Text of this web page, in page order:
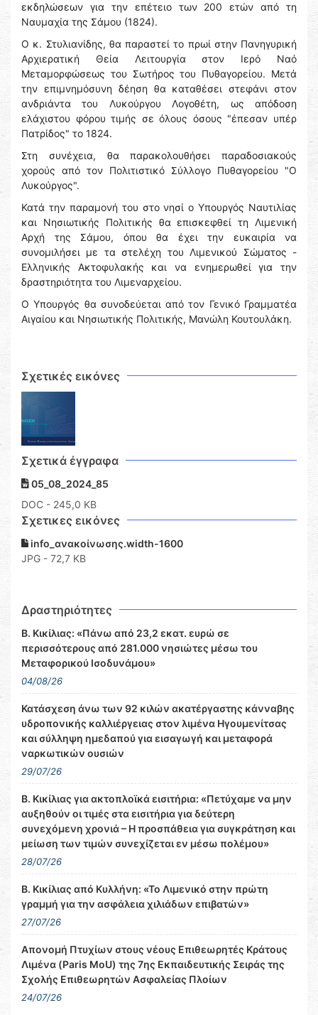
εκδηλώσεων για την επέτειο των 200 ετών από τη
Ναυμαχία της Σάμου (1824).
Ο κ. Στυλιανίδης, θα παραστεί το πρωί στην Πανηγυρική
Αρχιερατική Θεία Λειτουργία στον Ιερό Ναό
Μεταμορφώσεως του Σωτήρος του Πυθαγορείου. Μετά
την επιμνημόσυνη δέηση θα καταθέσει στεφάνι στον
ανδριάντα του Λυκούργου Λογοθέτη, ως απόδοση
ελάχιστου φόρου τιμής σε όλους όσους "έπεσαν υπέρ
Πατρίδος" το 1824.
Στη συνέχεια, θα παρακολουθήσει παραδοσιακούς
χορούς από τον Πολιτιστικό Σύλλογο Πυθαγορείου "Ο
Λυκούργος".
Κατά την παραμονή του στο νησί ο Υπουργός Ναυτιλίας
και Νησιωτικής Πολιτικής θα επισκεφθεί τη Λιμενική
Αρχή της Σάμου, όπου θα έχει την ευκαιρία να
συνομιλήσει με τα στελέχη του Λιμενικού Σώματος -
Ελληνικής Ακτοφυλακής και να ενημερωθεί για την
δραστηριότητα του Λιμεναρχείου.
Ο Υπουργός θα συνοδεύεται από τον Γενικό Γραμματέα
Αιγαίου και Νησιωτικής Πολιτικής, Μανώλη Κουτουλάκη.
Σχετικές εικόνες
Σχετικά έγγραφα
05_08_2024_85
DOC - 245,0 KB
Σχετικες εικόνες
info_ανακοίνωσης.width-1600
JPG - 72,7 KB
Δραστηριότητες
Β. Κικίλιας: «Πάνω από 23,2 εκατ. ευρώ σε
περισσότερους από 281.000 νησιώτες μέσω του
Μεταφορικού Ισοδυνάμου»
04/08/26
Κατάσχεση άνω των 92 κιλών ακατέργαστης κάνναβης
υδροπονικής καλλιέργειας στον λιμένα Ηγουμενίτσας
και σύλληψη ημεδαπού για εισαγωγή και μεταφορά
ναρκωτικών ουσιών
29/07/26
Β. Κικίλιας για ακτοπλοϊκά εισιτήρια: «Πετύχαμε να μην
αυξηθούν οι τιμές στα εισιτήρια για δεύτερη
συνεχόμενη χρονιά – Η προσπάθεια για συγκράτηση και
μείωση των τιμών συνεχίζεται εν μέσω πολέμου»
28/07/26
Β. Κικίλιας από Κυλλήνη: «Το Λιμενικό στην πρώτη
γραμμή για την ασφάλεια χιλιάδων επιβατών»
27/07/26
Απονομή Πτυχίων στους νέους Επιθεωρητές Κράτους
Λιμένα (Paris MoU) της 7ης Εκπαιδευτικής Σειράς της
Σχολής Επιθεωρητών Ασφαλείας Πλοίων
24/07/26